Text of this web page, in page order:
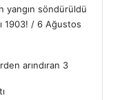
yangın söndürüldü
1903! / 6 Ağustos
arındıran 3